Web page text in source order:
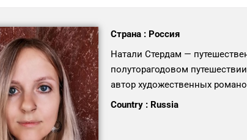
Страна : Россия
Натали Стердам —
полуторагодовом
автор художественных
Country : Russia